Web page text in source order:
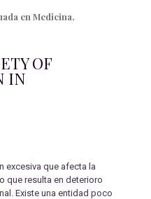
en Medicina.
OF
IN
excesiva que afecta la
que resulta en deterioro
Existe una entidad poco